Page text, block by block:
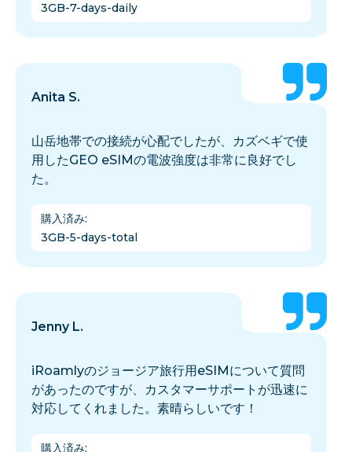
3GB-7-days-daily
Anita S.
山岳地帯での接続が心配でしたが、カズベギで使
用したGEO eSIMの電波強度は非常に良好でし
た。
購入済み:
3GB-5-days-total
Jenny L.
iRoamlyのジョージア旅行用eSIMについて質問
があったのですが、カスタマーサポートが迅速に
対応してくれました。素晴らしいです！
購入済み: